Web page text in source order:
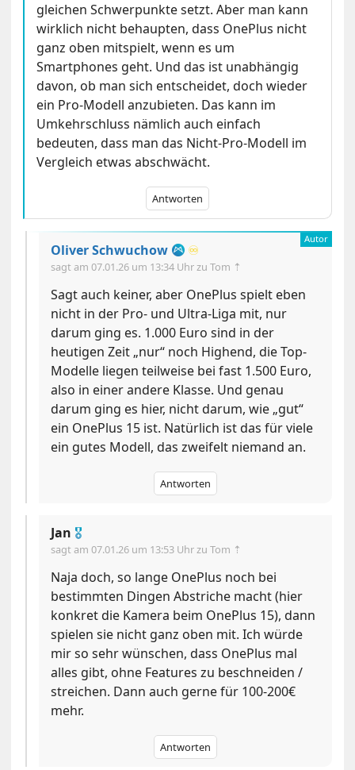
gleichen Schwerpunkte setzt. Aber man kann
wirklich nicht behaupten, dass OnePlus nicht
ganz oben mitspielt, wenn es um
Smartphones geht. Und das ist unabhängig
davon, ob man sich entscheidet, doch wieder
ein Pro-Modell anzubieten. Das kann im
Umkehrschluss nämlich auch einfach
bedeuten, dass man das Nicht-Pro-Modell im
Vergleich etwas abschwächt.
Antworten
Oliver Schwuchow ♾️
sagt am07.01.26 um 13:34 Uhrzu Tom ⇡
Sagt auch keiner, aber OnePlus spielt eben
nicht in der Pro- und Ultra-Liga mit, nur
darum ging es. 1.000 Euro sind in der
heutigen Zeit „nur“ noch Highend, die Top-
Modelle liegen teilweise bei fast 1.500 Euro,
also in einer andere Klasse. Und genau
darum ging es hier, nicht darum, wie „gut“
ein OnePlus 15 ist. Natürlich ist das für viele
ein gutes Modell, das zweifelt niemand an.
Antworten
Jan 🎖
sagt am07.01.26 um 13:53 Uhrzu Tom ⇡
Naja doch, so lange OnePlus noch bei
bestimmten Dingen Abstriche macht (hier
konkret die Kamera beim OnePlus 15), dann
spielen sie nicht ganz oben mit. Ich würde
mir so sehr wünschen, dass OnePlus mal
alles gibt, ohne Features zu beschneiden /
streichen. Dann auch gerne für 100-200€
mehr.
Antworten